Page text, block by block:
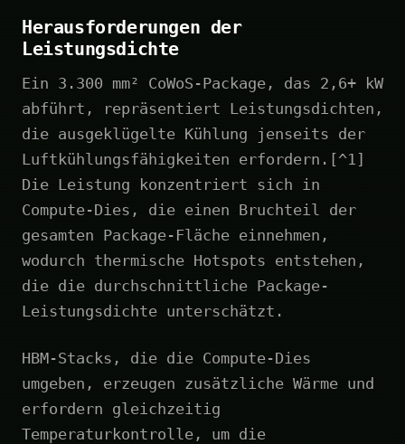
Herausforderungen der
Leistungsdichte
Ein 3.300 mm² CoWoS-Package, das 2,6+ kW
abführt, repräsentiert Leistungsdichten,
die ausgeklügelte Kühlung jenseits der
Luftkühlungsfähigkeiten erfordern.[^1]
Die Leistung konzentriert sich in
Compute-Dies, die einen Bruchteil der
gesamten Package-Fläche einnehmen,
wodurch thermische Hotspots entstehen,
die die durchschnittliche Package-
Leistungsdichte unterschätzt.
HBM-Stacks, die die Compute-Dies
umgeben, erzeugen zusätzliche Wärme und
erfordern gleichzeitig
Temperaturkontrolle, um die